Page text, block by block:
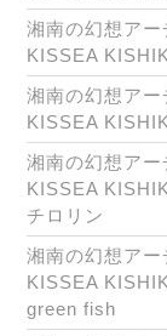
湘南の幻想ア
KISSEA
湘南の幻想ア
KISSEA
湘南の幻想ア
KISSEA
チロリン
湘南の幻想ア
KISSEA
green fish